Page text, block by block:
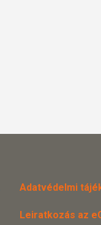
Adatvédelmi
Leiratkozás az